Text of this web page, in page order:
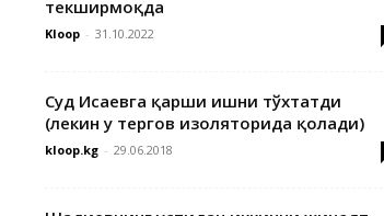
текширмоқда
Kloop - 31.10.2022
Суд Исаевга қарши ишни тўхтатди
(лекин у тергов изоляторида қолади)
kloop.kg - 29.06.2018